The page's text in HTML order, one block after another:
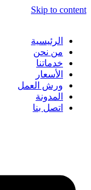
Skip to content
الرئيسية
من نحن
خدماتنا
الأسعار
ورش العمل
المدونة
اتصل بنا